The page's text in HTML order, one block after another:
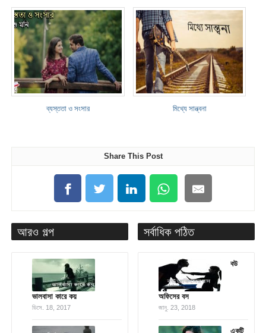
ব্যস্ততা ও সংসার মিথ্যে সান্ত্বনা
Share This Post
আরও গল্প
ভালবাসা কারে কয়
ডিসে. 18, 2017
সর্বাধিক পঠিত
বউ
অফিসের বস
জানু. 23, 2018
একটি